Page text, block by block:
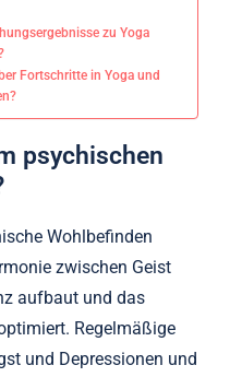
zu Yoga
Fortschritte in Yoga und
psychischen
Wohlbefinden
zwischen Geist
aufbaut und das
Regelmäßige
und Depressionen und